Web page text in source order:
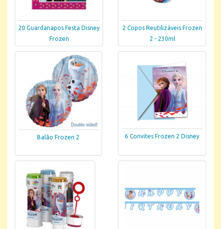
20 Guardanapos Festa Disney
Frozen
2 Copos Reutilizáveis Frozen
2 - 230ml
Balão Frozen 2 6 Convites Frozen 2 Disney